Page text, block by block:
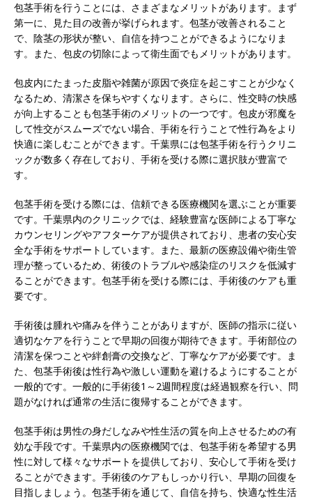
包茎手術を行うことには、さまざまなメリットがあります。まず
第一に、見た目の改善が挙げられます。包茎が改善されること
で、陰茎の形状が整い、自信を持つことができるようになりま
す。また、包皮の切除によって衛生面でもメリットがあります。
包皮内にたまった皮脂や雑菌が原因で炎症を起こすことが少なく
なるため、清潔さを保ちやすくなります。さらに、性交時の快感
が向上することも包茎手術のメリットの一つです。包皮が邪魔を
して性交がスムーズでない場合、手術を行うことで性行為をより
快適に楽しむことができます。千葉県には包茎手術を行うクリニ
ックが数多く存在しており、手術を受ける際に選択肢が豊富で
す。
包茎手術を受ける際には、信頼できる医療機関を選ぶことが重要
です。千葉県内のクリニックでは、経験豊富な医師による丁寧な
カウンセリングやアフターケアが提供されており、患者の安心安
全な手術をサポートしています。また、最新の医療設備や衛生管
理が整っているため、術後のトラブルや感染症のリスクを低減す
ることができます。包茎手術を受ける際には、手術後のケアも重
要です。
手術後は腫れや痛みを伴うことがありますが、医師の指示に従い
適切なケアを行うことで早期の回復が期待できます。手術部位の
清潔を保つことや絆創膏の交換など、丁寧なケアが必要です。ま
た、包茎手術後は性行為や激しい運動を避けるようにすることが
一般的です。一般的に手術後1～2週間程度は経過観察を行い、問
題がなければ通常の生活に復帰することができます。
包茎手術は男性の身だしなみや性生活の質を向上させるための有
効な手段です。千葉県内の医療機関では、包茎手術を希望する男
性に対して様々なサポートを提供しており、安心して手術を受け
ることができます。手術後のケアもしっかり行い、早期の回復を
目指しましょう。包茎手術を通じて、自信を持ち、快適な性生活